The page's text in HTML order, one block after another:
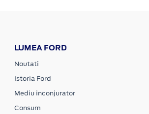
LUMEA FORD
Noutati
Istoria Ford
Mediu inconjurator
Consum